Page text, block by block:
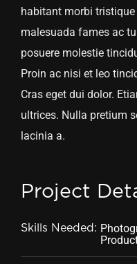
habitant morbi
malesuada fames ac
posuere molestie
Proin ac nisi et leo
Cras eget dui dolor.
ultrices. Nulla pretium
lacinia a.
Project
Skills Needed: